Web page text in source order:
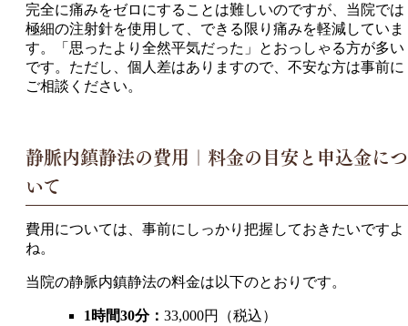
完全に痛みをゼロにすることは難しいのですが、当院では
極細の注射針を使用して、できる限り痛みを軽減していま
す。「思ったより全然平気だった」とおっしゃる方が多い
です。ただし、個人差はありますので、不安な方は事前に
ご相談ください。
静脈内鎮静法の費用｜料金の目安と申込金につ
いて
費用については、事前にしっかり把握しておきたいですよ
ね。
当院の静脈内鎮静法の料金は以下のとおりです。
1時間30分： 33,000円（税込）